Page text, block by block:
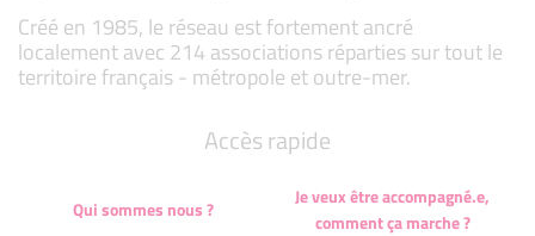
Créé en 1985, le réseau est fortement ancré
localement avec 214 associations réparties sur tout le
territoire français - métropole et outre-mer.
Accès rapide
Qui sommes nous ?
Je veux être accompagné.e,
comment ça marche ?